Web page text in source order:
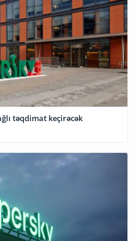
təqdimat keçirəcək